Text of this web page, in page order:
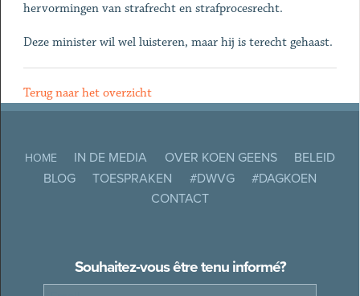
hervormingen van strafrecht en strafprocesrecht.
Deze minister wil wel luisteren, maar hij is terecht gehaast.
Terug naar het overzicht
HOME IN DE MEDIA OVER KOEN GEENS
BELEID
BLOG
TOESPRAKEN #DWVG
#DAGKOEN
CONTACT
Souhaitez-vous être tenu informé?